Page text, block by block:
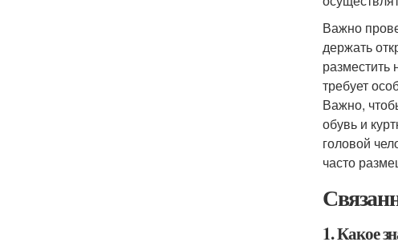
Важно
держать
требует
Важно,
обувь и
головой
часто
1. Какое